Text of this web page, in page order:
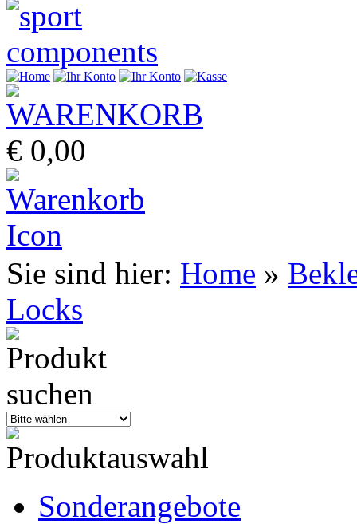
€ 0,00
Sie sind hier: Home »
Locks
Sonderangebote